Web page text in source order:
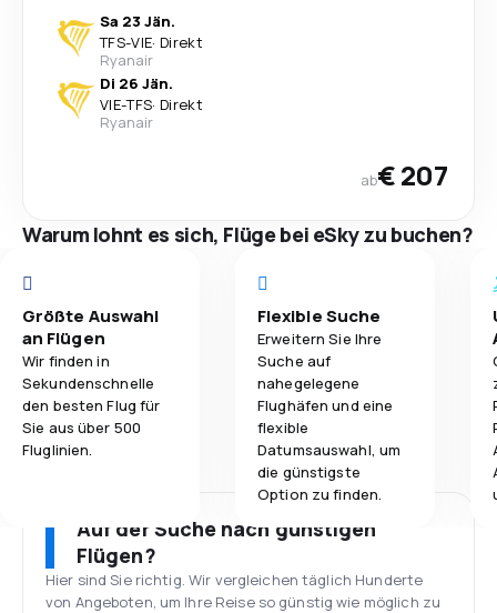
Sa 23 Jän.
TFS-VIE· Direkt
Ryanair
Di 26 Jän.
VIE-TFS· Direkt
Ryanair
ab€ 207
Warum lohnt es sich, Flüge bei eSky zu buchen?
Größte Auswahl
an Flügen
Wir finden in
Sekundenschnelle
den besten Flug für
Sie aus über 500
Fluglinien.
Flexible Suche
Erweitern Sie Ihre
Suche auf
nahegelegene
Flughäfen und eine
flexible
Datumsauswahl, um
die günstigste
Option zu finden.
Auf der Suche nach günstigen
Flügen?
Hier sind Sie richtig. Wir vergleichen täglich Hunderte
von Angeboten, um Ihre Reise so günstig wie möglich zu